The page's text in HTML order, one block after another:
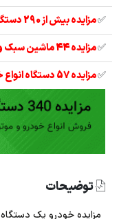
✅مزایده بیش از 290 دستگاه انواع ماشین آلات
✅مزایده 44 ماشین سبک و سنگین نصف قیمت
✅مزایده 57 دستگاه انواع خودرو های زیر قیمت
توضیحات
مزایده خودرو یک دستگاه 206 رنگ : خاکستری مدل : 86